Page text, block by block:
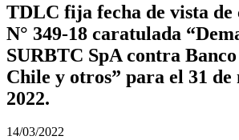
TDLC fija fecha de vista de
N° 349-18 caratulada
SURBTC SpA contra
Chile y otros” para el 31 de
2022.
14/03/2022